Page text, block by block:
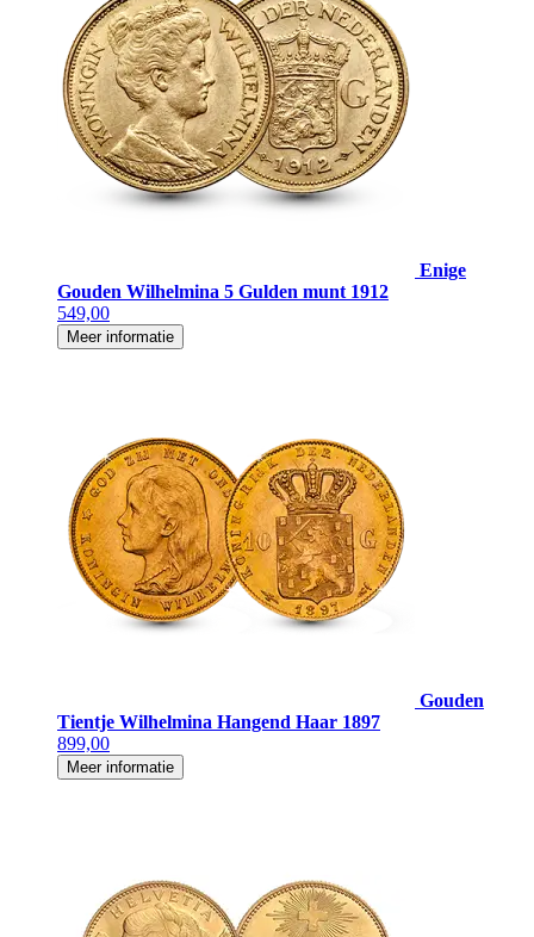
Enige
Gouden Wilhelmina 5 Gulden munt 1912
549,00
Meer informatie
Gouden
Tientje Wilhelmina Hangend Haar 1897
899,00
Meer informatie